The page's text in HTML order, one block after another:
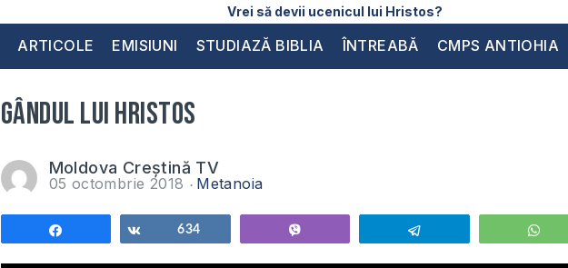
Vrei să devii ucenicul lui Hristos?
ARTICOLE EMISIUNI STUDIAZĂ BIBLIA ÎNTREABĂ CMPS ANTIOHIA
Gândul lui Hristos
Moldova Creștină TV
05 octombrie 2018 Metanoia
Share634